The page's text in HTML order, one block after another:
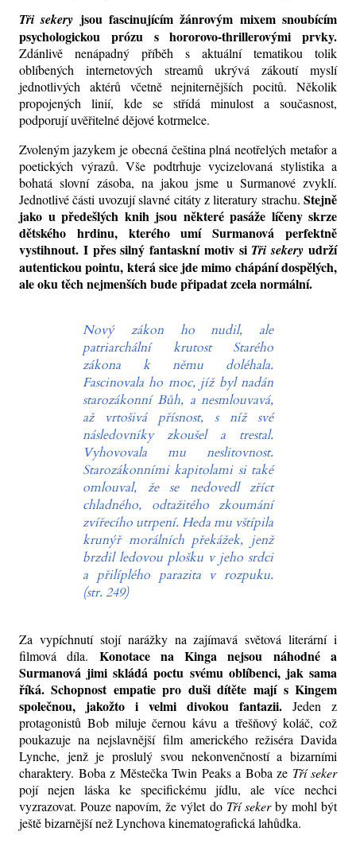
Tři sekery jsou fascinujícím žánrovým mixem snoubícím
psychologickou prózu s hororovo-thrillerovými prvky.
Zdánlivě nenápadný příběh s aktuální tematikou tolik
oblíbených internetových streamů ukrývázákoutímyslí
jednotlivých aktérů včetně nejniternějšíchpocitů. Několik
propojených linií, kde se střídá minulost a současnost,
podporují uvěřitelné dějové kotrmelce.
Zvoleným jazykem je obecná čeština plná neotřelých metafor a
poetických výrazů. Vše podtrhuje vycizelovaná stylistika a
bohatá slovní zásoba, na jakou jsme u Surmanové zvyklí.
Jednotlivé části uvozují slavné citáty z literatury strachu. Stejně
jako u předešlých knih jsou některé pasáže líčeny skrze
dětského hrdinu, kterého umí Surmanová perfektně
vystihnout. I přes silný fantaskní motiv si Tři sekery udrží
autentickou pointu, která sice jde mimo chápání dospělých,
ale oku těch nejmenších bude připadat zcela normální.
Nový zákon ho nudil, ale
patriarchální krutost Starého
zákona k němu doléhala.
Fascinovala ho moc, jíž byl nadán
starozákonní Bůh, a nesmlouvavá,
až vrtošivá přísnost, s níž své
následovníky zkoušel a trestal.
Vyhovovala mu neslitovnost.
Starozákonními kapitolami si také
omlouval, že se nedovedl zříct
chladného, odtažitého zkoumání
zvířecího utrpení. Heda mu vštípila
krunýř morálních překážek, jenž
brzdil ledovou plošku v jeho srdci
a přilíplého parazita v rozpuku.
(str. 249)
Za vypíchnutí stojí narážky na zajímavá světová literární i
filmová díla. Konotace na Kinga nejsou náhodné a
Surmanová jimi skládá poctu svému oblíbenci, jak sama
říká. Schopnost empatie pro duši dítěte mají s Kingem
společnou, jakožto i velmi divokou fantazii. Jeden z
protagonistů Bob miluje černou kávu a třešňový koláč, což
poukazuje na nejslavnější film amerického režiséra Davida
Lynche, jenž je proslulý svou nekonvenčností a bizarními
charaktery. Boba z Městečka Twin Peaks a Boba ze Tří seker
pojí nejen láska ke specifickému jídlu, ale více nechci
vyzrazovat. Pouze napovím, že výlet do Tří sekerby mohl být
ještě bizarnější než Lynchova kinematografická lahůdka.